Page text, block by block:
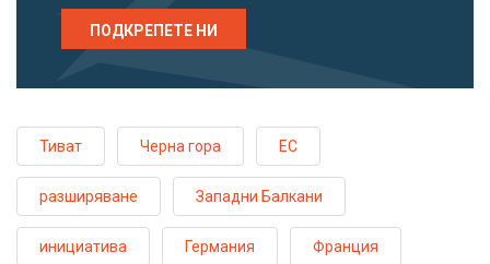
ПОДКРЕПЕТЕ НИ
Тиват Черна гора ЕС
разширяване Западни Балкани
инициатива Германия Франция